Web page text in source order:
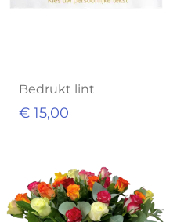
Bedrukt lint
€ 15,00